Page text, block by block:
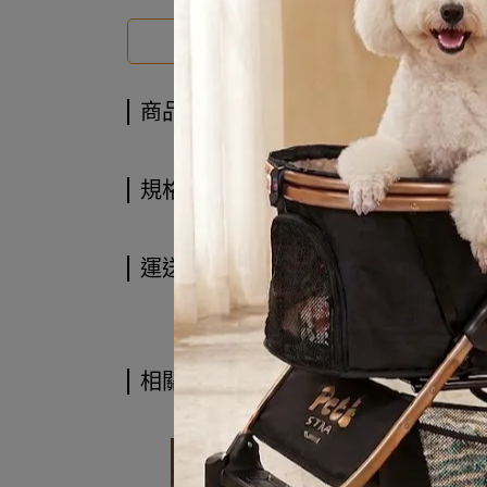
商品介紹
商品介紹
規格說明
運送方式
相關商品